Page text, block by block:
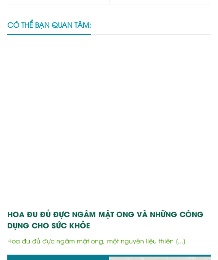
CÓ THỂ BẠN QUAN TÂM:
HOA ĐU ĐỦ ĐỰC NGÂM MẬT ONG VÀ NHỮNG CÔNG
DỤNG CHO SỨC KHỎE
Hoa đu đủ đực ngâm mật ong, một nguyên liệu thiên [...]